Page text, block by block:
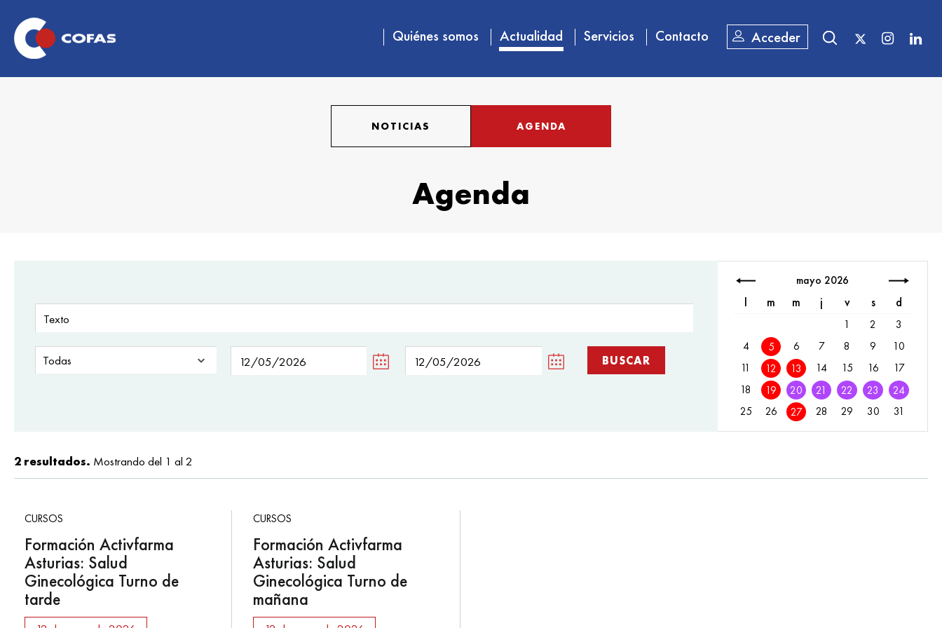
Quiénes somos Actualidad Servicios Contacto Acceder
NOTICIAS AGENDA
Agenda
mayo 2026
l m m j v s d
1 2
3
4
5 6 7 8 9
10
11
12 13 14 15 16
17
18
19 20 21 22 23
24
25
26 27 28 29 30 31
2 resultados. Mostrando del 1 al 2
CURSOS
Formación Activfarma
Asturias: Salud
Ginecológica Turno de
tarde
CURSOS
Formación Activfarma
Asturias: Salud
Ginecológica Turno de
mañana